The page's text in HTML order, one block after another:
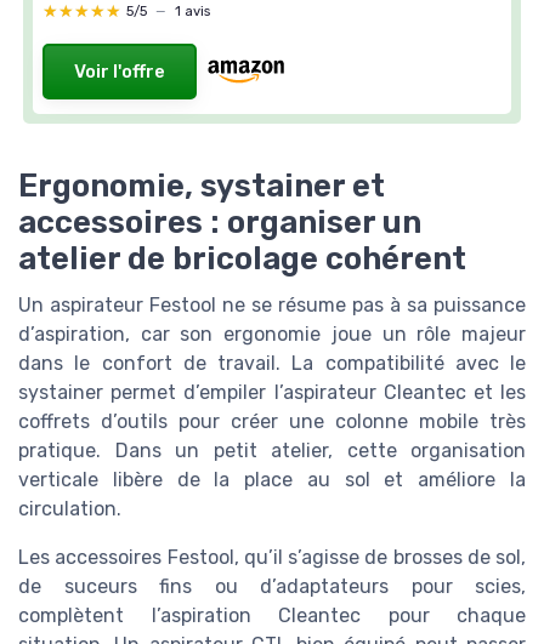
★★★★★
★★★★★ 5/5 — 1 avis
Voir l'offre
Ergonomie, systainer et
accessoires : organiser un
atelier de bricolage cohérent
Un aspirateur Festool ne se résume pas à sa puissance
d’aspiration, car son ergonomie joue un rôle majeur
dans le confort de travail. La compatibilité avec le
systainer permet d’empiler l’aspirateur Cleantec et les
coffrets d’outils pour créer une colonne mobile très
pratique. Dans un petit atelier, cette organisation
verticale libère de la place au sol et améliore la
circulation.
Les accessoires Festool, qu’il s’agisse de brosses de sol,
de suceurs fins ou d’adaptateurs pour scies,
complètent l’aspiration Cleantec pour chaque